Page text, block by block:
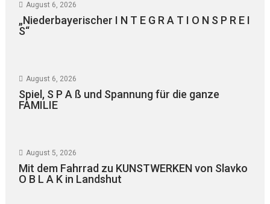
August 6, 2026
„Niederbayerischer I N T E G R A T I O N S P R E I
S“
August 6, 2026
Spiel, S P A ß und Spannung für die ganze
FAMILIE
August 5, 2026
Mit dem Fahrrad zu KUNSTWERKEN von Slavko
O B L A K in Landshut